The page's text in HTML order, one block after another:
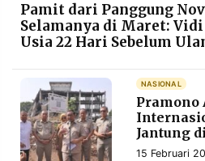
SERVICE
IKUTI
KAMI
Pamit dari Panggung
Selamanya di Maret:
Usia 22 Hari Sebelum
NASIONAL
Pramono
Jantung
Waras
15 Februari